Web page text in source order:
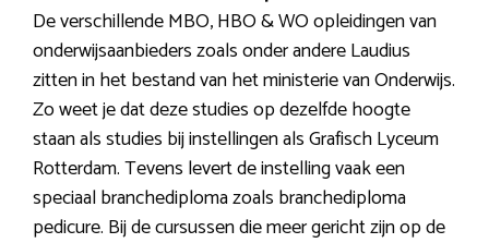
De verschillende MBO, HBO & WO opleidingen van
onderwijsaanbieders zoals onder andere Laudius
zitten in het bestand van het ministerie van Onderwijs.
Zo weet je dat deze studies op dezelfde hoogte
staan als studies bij instellingen als Grafisch Lyceum
Rotterdam. Tevens levert de instelling vaak een
speciaal branchediploma zoals branchediploma
pedicure. Bij de cursussen die meer gericht zijn op de